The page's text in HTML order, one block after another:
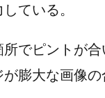
ている。
でピントが
膨大な画像